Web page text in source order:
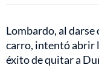
Lombardo, al darse
carro, intentó abrir
éxito de quitar a